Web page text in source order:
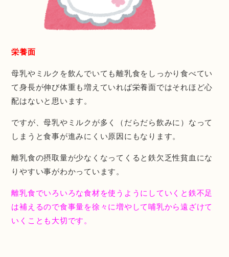
栄養面
母乳やミルクを飲んでいても離乳食をしっかり食べてい
て身長が伸び体重も増えていれば栄養面ではそれほど心
配はないと思います。
ですが、母乳やミルクが多く（だらだら飲みに）なって
しまうと食事が進みにくい原因にもなります。
離乳食の摂取量が少なくなってくると鉄欠乏性貧血にな
りやすい事がわかっています。
離乳食でいろいろな食材を使うようにしていくと鉄不足
は補えるので食事量を徐々に増やして哺乳から遠ざけて
いくことも大切です。